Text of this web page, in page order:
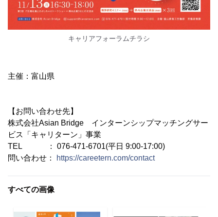
キャリアフォーラムチラシ
主催：富山県
【お問い合わせ先】
株式会社Asian Bridge インターンシップマッチングサー
ビス「キャリターン」事業
TEL ： 076-471-6701(平日 9:00-17:00)
問い合わせ：
https://careetern.com/contact
すべての画像